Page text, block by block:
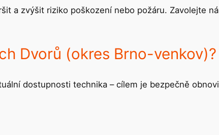
a zvýšit riziko poškození nebo požáru. Zavolejte
Dvorů (okres Brno-venkov)?
dostupnosti technika – cílem je bezpečně